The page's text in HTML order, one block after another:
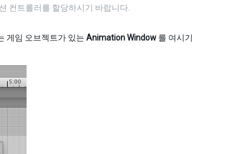
컨트롤러를 할당하시기 바랍니다.
게임 오브젝트가 있는 Animation Window 를 여시기